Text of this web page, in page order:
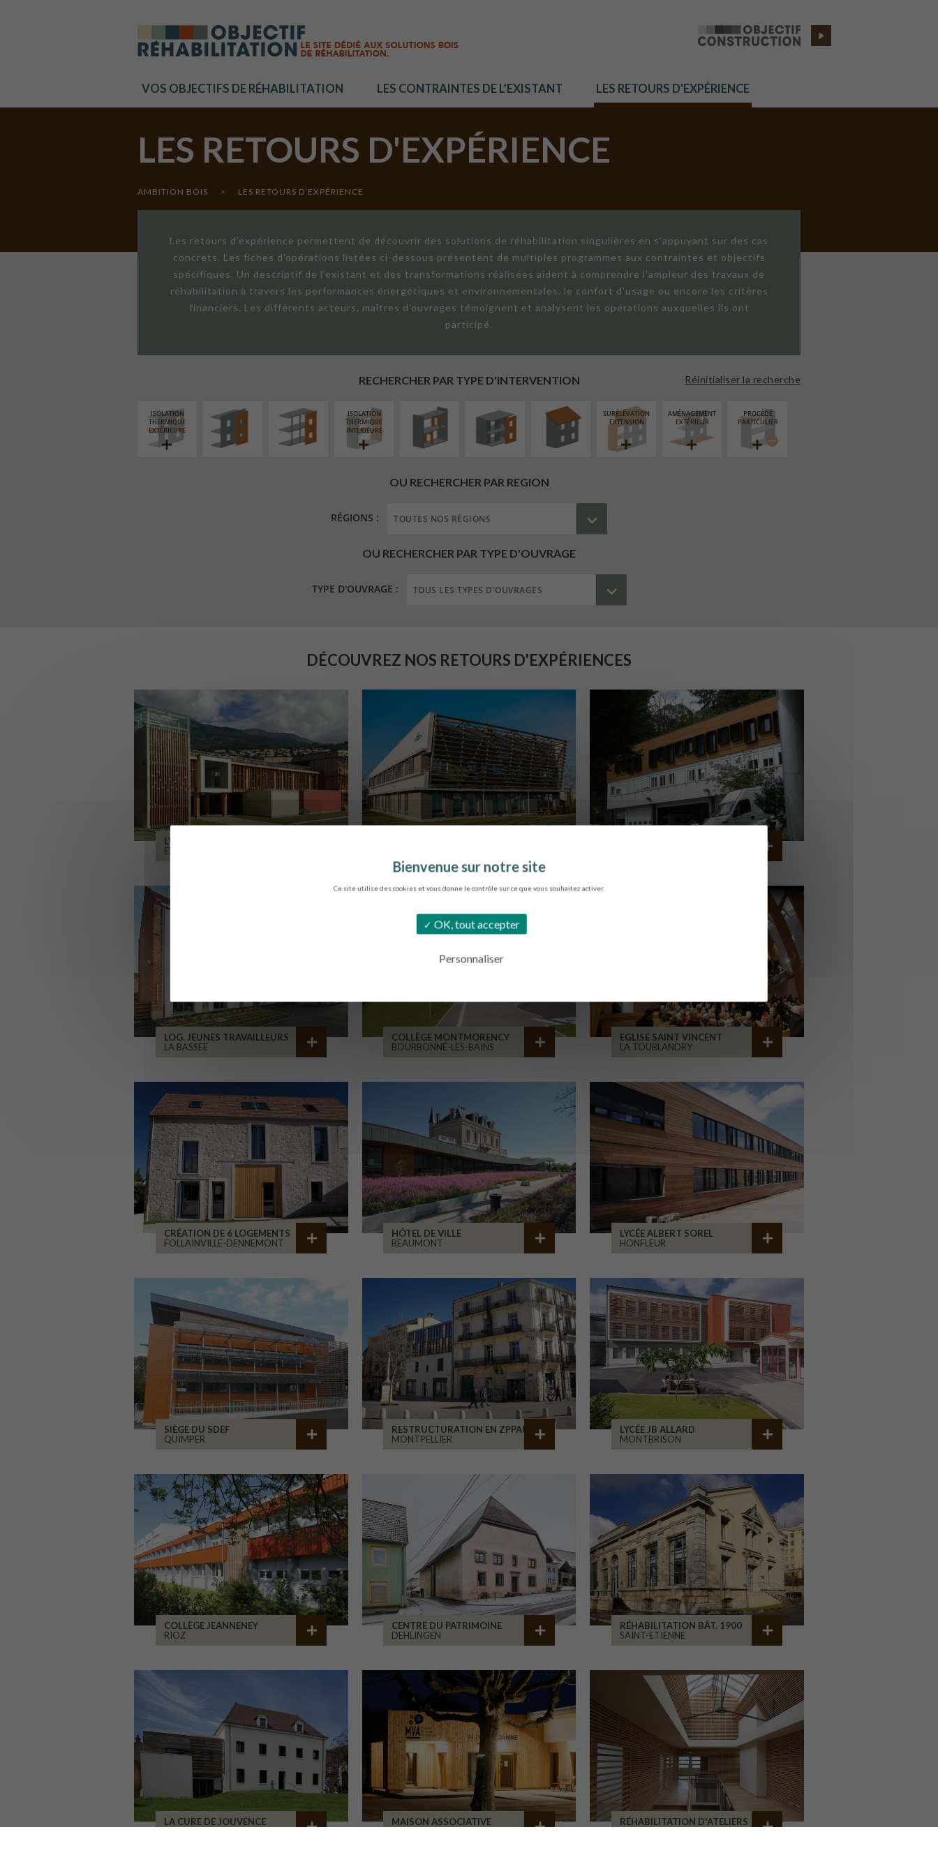
Ce site utilise des cookies et vous donne le contrôle sur ce que vous souhaitez activer.
OK, tout accepter
Personnaliser
VOS OBJECTIFS DE RÉHABILITATION LES CONTRAINTES DE L’EXISTANT LES RETOURS D’EXPÉRIENCE
LES RETOURS D'EXPÉRIENCE
AMBITION BOIS > LES RETOURS D’EXPÉRIENCE
Les retours d'expérience permettent de découvrir des solutions de réhabilitation singulières en s'appuyant sur des cas
concrets. Les fiches d'opérations listées ci-dessous présentent de multiples programmes aux contraintes et objectifs
spécifiques. Un descriptif de l'existant et des transformations réalisées aident à comprendre l'ampleur des travaux de
réhabilitation à travers les performances énergétiques et environnementales, le confort d'usage ou encore les critères
financiers. Les différents acteurs, maîtres d'ouvrages témoignent et analysent les opérations auxquelles ils ont
participé.
RECHERCHER PAR TYPE D'INTERVENTION Réinitialiser la recherche
ISOLATION
THERMIQUE
EXTÉRIEURE
ISOLATION
THERMIQUE
INTÉRIEURE
SURÉLÉVATION
EXTENSION
AMÉNAGEMENT
EXTÉRIEUR
PROCÉDÉ
PARTICULIER
OU RECHERCHER PAR REGION
RÉGIONS :
OU RECHERCHER PAR TYPE D'OUVRAGE
TYPE D'OUVRAGE :
DÉCOUVREZ NOS RETOURS D'EXPÉRIENCES
LYCÉE ALPES ET DURANCE
EMBRUN
LOG. JEUNES TRAVAILLEURS
LA BASSEE
COLLÈGE MONTMORENCY
BOURBONNE-LES-BAINS
EGLISE SAINT VINCENT
LA TOURLANDRY
CRÉATION DE 6 LOGEMENTS
FOLLAINVILLE-DENNEMONT
HÔTEL DE VILLE
BEAUMONT
LYCÉE ALBERT SOREL
HONFLEUR
SIÈGE DU SDEF
QUIMPER
RESTRUCTURATION EN ZPPAUP
MONTPELLIER
LYCÉE JB ALLARD
MONTBRISON
COLLÈGE JEANNENEY
RIOZ
CENTRE DU PATRIMOINE
DEHLINGEN
RÉHABILITATION BÂT. 1900
SAINT-ETIENNE
LA CURE DE JOUVENCE
MAISON ASSOCIATIVE
RÉHABILITATION D'ATELIERS